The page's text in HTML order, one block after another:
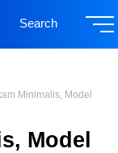
Search
Minimalis, Model
Model